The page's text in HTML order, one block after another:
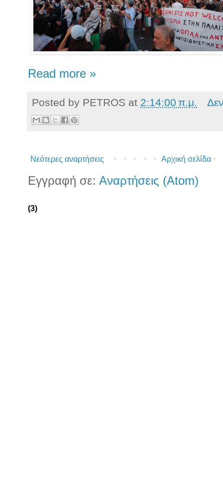
Read more »
Posted by PETROS at 2:14:00 π.μ.
Νεότερες αναρτήσεις Αρχική σελίδα
Εγγραφή σε: Αναρτήσεις (Atom)
(3)